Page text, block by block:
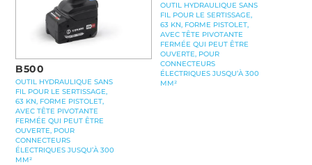
B500
OUTIL HYDRAULIQUE SANS
FIL POUR LE SERTISSAGE,
63 KN, FORME PISTOLET,
AVEC TÊTE PIVOTANTE
FERMÉE QUI PEUT ÊTRE
OUVERTE, POUR
CONNECTEURS
ÉLECTRIQUES JUSQU’À 300
MM²
OUTIL HYDRAULIQUE SANS
FIL POUR LE SERTISSAGE,
63 KN, FORME PISTOLET,
AVEC TÊTE PIVOTANTE
FERMÉE QUI PEUT ÊTRE
OUVERTE, POUR
CONNECTEURS
ÉLECTRIQUES JUSQU’À 300
MM²